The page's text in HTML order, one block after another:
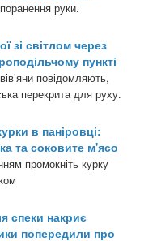
руки.
зі світлом через
пункті
повідомляють,
перекрита для руху.
в паніровці:
та соковите м'ясо
промокніть курку
спеки накриє
попередили про